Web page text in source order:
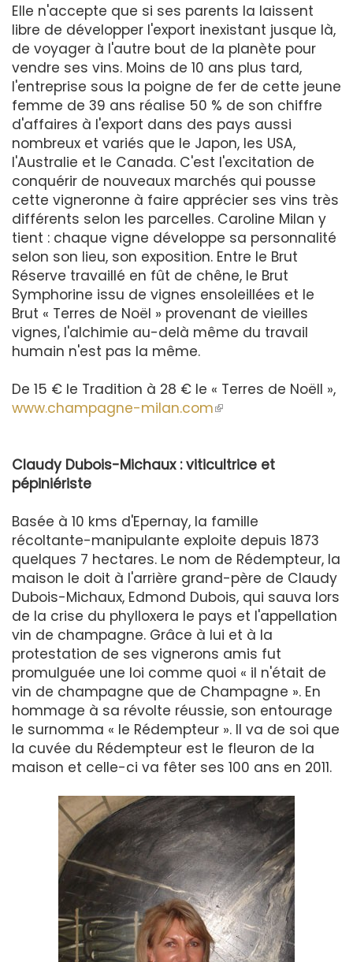
Elle n'accepte que si ses parents la laissent
libre de développer l'export inexistant jusque là,
de voyager à l'autre bout de la planète pour
vendre ses vins. Moins de 10 ans plus tard,
l'entreprise sous la poigne de fer de cette jeune
femme de 39 ans réalise 50 % de son chiffre
d'affaires à l'export dans des pays aussi
nombreux et variés que le Japon, les USA,
l'Australie et le Canada. C'est l'excitation de
conquérir de nouveaux marchés qui pousse
cette vigneronne à faire apprécier ses vins très
différents selon les parcelles. Caroline Milan y
tient : chaque vigne développe sa personnalité
selon son lieu, son exposition. Entre le Brut
Réserve travaillé en fût de chêne, le Brut
Symphorine issu de vignes ensoleillées et le
Brut « Terres de Noël » provenant de vieilles
vignes, l'alchimie au-delà même du travail
humain n'est pas la même.
De 15 € le Tradition à 28 € le « Terres de Noëll »,
www.champagne-milan.com(le
externe)
Claudy Dubois-Michaux : viticultrice et
pépiniériste
Basée à 10 kms d'Epernay, la famille
récoltante-manipulante exploite depuis 1873
quelques 7 hectares. Le nom de Rédempteur, la
maison le doit à l'arrière grand-père de Claudy
Dubois-Michaux, Edmond Dubois, qui sauva lors
de la crise du phylloxera le pays et l'appellation
vin de champagne. Grâce à lui et à la
protestation de ses vignerons amis fut
promulguée une loi comme quoi « il n'était de
vin de champagne que de Champagne ». En
hommage à sa révolte réussie, son entourage
le surnomma « le Rédempteur ». Il va de soi que
la cuvée du Rédempteur est le fleuron de la
maison et celle-ci va fêter ses 100 ans en 2011.